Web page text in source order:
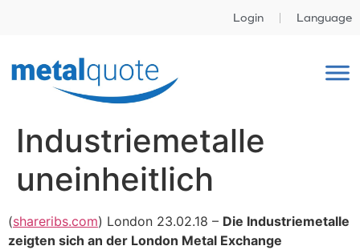
Login Language
Industriemetalle
uneinheitlich
(shareribs.com) London 23.02.18 – Die Industriemetalle
zeigten sich an der London Metal Exchange